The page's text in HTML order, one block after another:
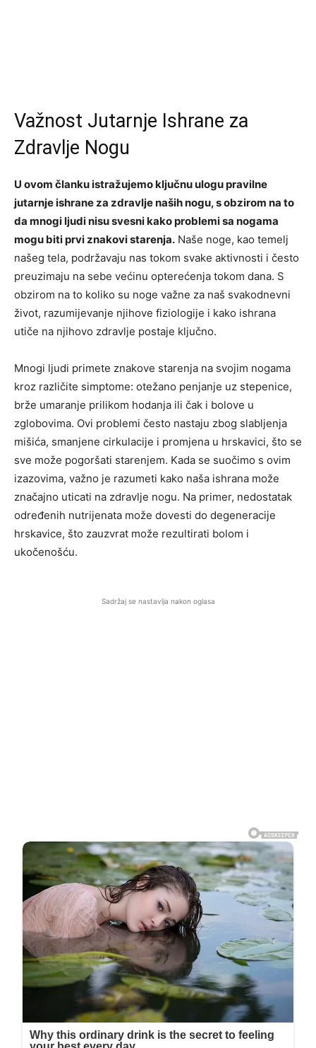
Važnost Jutarnje Ishrane za
Zdravlje Nogu
U ovom članku istražujemo ključnu ulogu pravilne
jutarnje ishrane za zdravlje naših nogu, s obzirom na to
da mnogi ljudi nisu svesni kako problemi sa nogama
mogu biti prvi znakovi starenja. Naše noge, kao temelj
našeg tela, podržavaju nas tokom svake aktivnosti i često
preuzimaju na sebe većinu opterećenja tokom dana. S
obzirom na to koliko su noge važne za naš svakodnevni
život, razumijevanje njihove fiziologije i kako ishrana
utiče na njihovo zdravlje postaje ključno.
Mnogi ljudi primete znakove starenja na svojim nogama
kroz različite simptome: otežano penjanje uz stepenice,
brže umaranje prilikom hodanja ili čak i bolove u
zglobovima. Ovi problemi često nastaju zbog slabljenja
mišića, smanjene cirkulacije i promjena u hrskavici, što se
sve može pogoršati starenjem. Kada se suočimo s ovim
izazovima, važno je razumeti kako naša ishrana može
značajno uticati na zdravlje nogu. Na primer, nedostatak
određenih nutrijenata može dovesti do degeneracije
hrskavice, što zauzvrat može rezultirati bolom i
ukočenošću.
Sadržaj se nastavlja nakon oglasa